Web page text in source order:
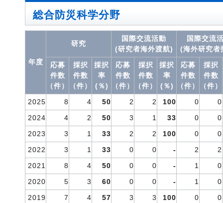
総合防災科学分野
年度
研究
国際交流活動
(研究者海外渡航)
国際交流
(海外研究者
応募
件数
（件）
採択
件数
（件）
採択
率
(％)
応募
件数
（件）
採択
件数
（件）
採択
率
(％)
応募
件数
（件）
採択
件数
（件）
2025
8 4 50 2 2 100 0
0
2024
4 2 50 3 1 33 0
0
2023
3 1 33 2 2 100 0
0
2022
3 1 33 0 0 - 2
2
2021
8 4 50 0 0 - 1
0
2020
5 3 60 0 0 - 1
0
2019
7 4 57 3 3 100 0
0